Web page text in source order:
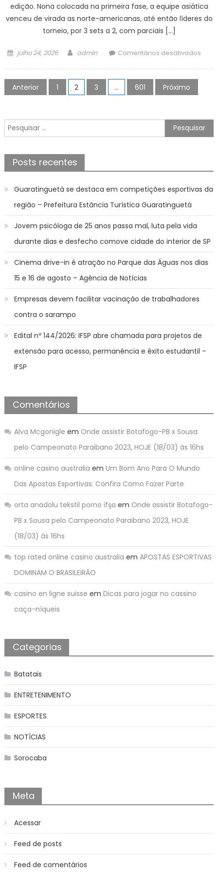
edição. Nona colocada na primeira fase, a equipe asiática
venceu de virada as norte-americanas, até então líderes do
torneio, por 3 sets a 2, com parciais […]
Posted
julho 24, 2026 Author
admin Comentários desativados
à
semi
de
Paginação
de
posts
Anterior 1 2 3 … 601 Próximo
Pesquisar
por:
Posts recentes
Guaratinguetá se destaca em competições esportivas da
região – Prefeitura Estância Turística Guaratinguetá
Jovem psicóloga de 25 anos passa mal, luta pela vida
durante dias e desfecho comove cidade do interior de SP
Cinema drive-in é atração no Parque das Águas nos dias
15 e 16 de agosto – Agência de Notícias
Empresas devem facilitar vacinação de trabalhadores
contra o sarampo
Edital nº 144/2026: IFSP abre chamada para projetos de
extensão para acesso, permanência e êxito estudantil –
IFSP
Comentários
Alva Mcgonigle em Onde assistir Botafogo-PB x Sousa
pelo Campeonato Paraibano 2023, HOJE (18/03) às 16hs
online casino australia em Um Bom Ano Para O Mundo
Das Apostas Esportivas: Confira Como Fazer Parte
orta anadolu tekstil porno ifşa em Onde assistir Botafogo-
PB x Sousa pelo Campeonato Paraibano 2023, HOJE
(18/03) às 16hs
top rated online casino australia em APOSTAS ESPORTIVAS
DOMINAM O BRASILEIRÃO
casino en ligne suisse em Dicas para jogar no cassino
caça-níqueis
Categorias
Batatais
ENTRETENIMENTO
ESPORTES
NOTÍCIAS
Sorocaba
Meta
Acessar
Feed de posts
Feed de comentários